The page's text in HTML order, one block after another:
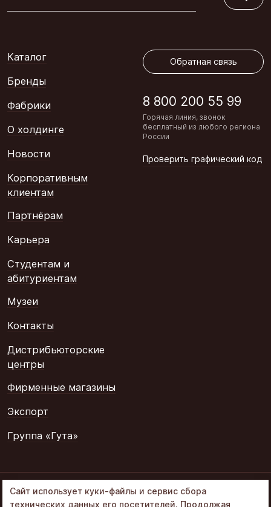
Каталог
Бренды
Фабрики
О холдинге
Новости
Корпоративным
клиентам
Партнёрам
Карьера
Студентам и
абитуриентам
Музеи
Контакты
Дистрибьюторские
центры
Фирменные магазины
Экспорт
Группа «Гута»
Обратная связь
8 800 200 55 99
Горячая линия, звонок
бесплатный из любого региона
России
Проверить графический код
© 2002–2026
«Объединенные
Сайт использует куки-файлы и сервис сбора
технических данных его посетителей. Продолжая